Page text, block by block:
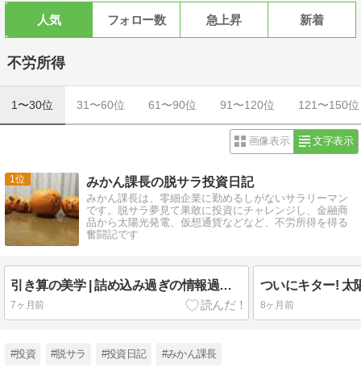
人気 フォロー数 急上昇 新着
不労所得
1〜30位 31〜60位 61〜90位 91〜120位 121〜150位
画像表示 文字表示
1 みかん課長の脱サラ投資日記
みかん課長は、零細企業に勤めるしがないサラリーマン
です。脱サラ夢見て果敢に投資にチャレンジし、金融商
品から太陽光発電、仮想通貨などなど、不労所得を得る
奮闘記です
引き算の美学 | 詰め込み過ぎの情報過多から選択と集中への移行
7ヶ月前 8ヶ月前
#投資 #脱サラ #投資日記 #みかん課長